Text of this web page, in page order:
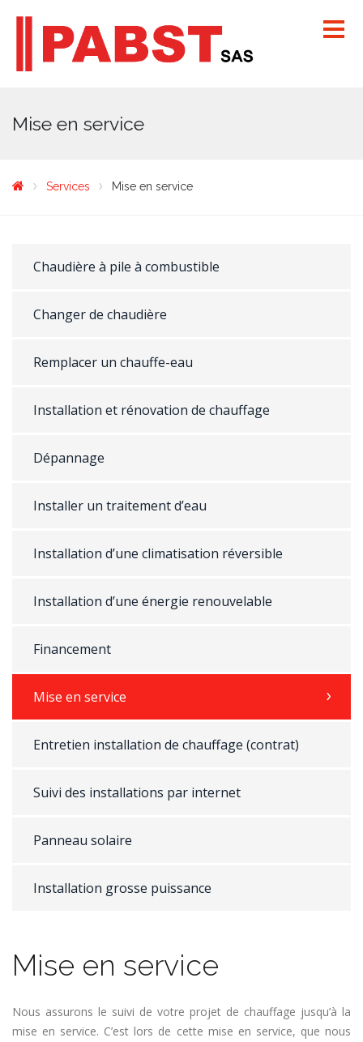
Mise en service
Services Mise en service
Chaudière à pile à combustible
Changer de chaudière
Remplacer un chauffe-eau
Installation et rénovation de chauffage
Dépannage
Installer un traitement d’eau
Installation d’une climatisation réversible
Installation d’une énergie renouvelable
Financement
Mise en service
Entretien installation de chauffage (contrat)
Suivi des installations par internet
Panneau solaire
Installation grosse puissance
Mise en service
Nous assurons le suivi de votre projet de chauffage jusqu’à la
mise en service. C’est lors de cette mise en service, que nous